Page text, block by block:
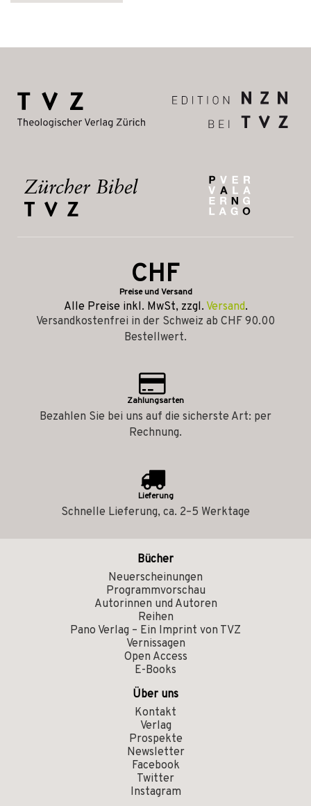
CHF
Preise und Versand
Alle Preise inkl. MwSt, zzgl. Versand.
Versandkostenfrei in der Schweiz ab CHF 90.00
Bestellwert.
Zahlungsarten
Bezahlen Sie bei uns auf die sicherste Art: per
Rechnung.
Lieferung
Schnelle Lieferung, ca. 2–5 Werktage
Bücher
Neuerscheinungen
Programmvorschau
Autorinnen und Autoren
Reihen
Pano Verlag – Ein Imprint von TVZ
Vernissagen
Open Access
E-Books
Über uns
Kontakt
Verlag
Prospekte
Newsletter
Facebook
Twitter
Instagram